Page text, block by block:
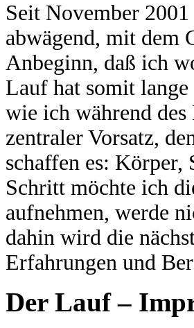
Seit November
abwägend, mit dem
Anbeginn, daß ich
Lauf hat somit
wie ich während
zentraler Vorsatz,
schaffen es:
Schritt möchte ich
aufnehmen, werde
dahin wird die
Erfahrungen und
Der Lauf –